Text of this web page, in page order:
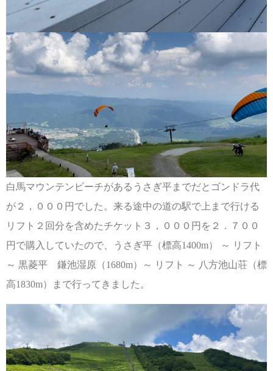
白馬マウンテンビーチがあるうさぎ平までだとゴンドラ代
が２，０００円でした。来る途中の道の駅で上まで行ける
リフト２回分を含めたチケット３，０００円を２．７００
円で購入していたので、うさぎ平（標高1400m） ～ リフト
～ 黒菱平 鎌池湿原（1680m）～ リフト ～ 八方池山荘（標
高1830m）まで行ってきました。